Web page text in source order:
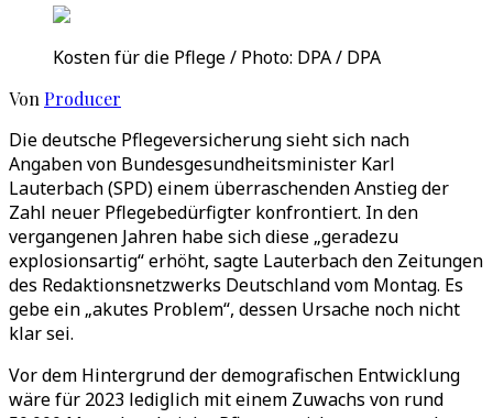
Kosten für die Pflege / Photo: DPA / DPA
Von Producer
Die deutsche Pflegeversicherung sieht sich nach
Angaben von Bundesgesundheitsminister Karl
Lauterbach (SPD) einem überraschenden Anstieg der
Zahl neuer Pflegebedürfigter konfrontiert. In den
vergangenen Jahren habe sich diese „geradezu
explosionsartig“ erhöht, sagte Lauterbach den Zeitungen
des Redaktionsnetzwerks Deutschland vom Montag. Es
gebe ein „akutes Problem“, dessen Ursache noch nicht
klar sei.
Vor dem Hintergrund der demografischen Entwicklung
wäre für 2023 lediglich mit einem Zuwachs von rund